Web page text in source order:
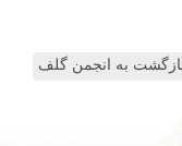
به انجمن گلف